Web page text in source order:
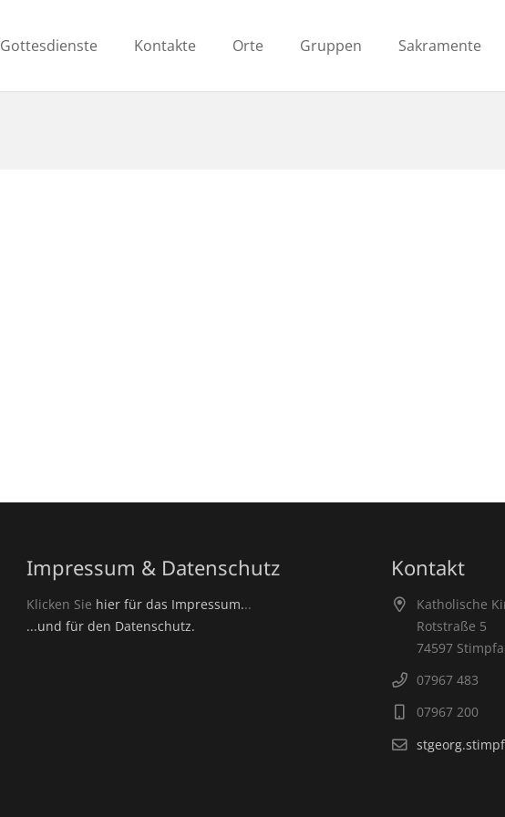
Gottesdienste Kontakte Orte Gruppen Sakramente
Impressum & Datenschutz
Klicken Sie hier für das Impressum...
...und für den Datenschutz.
Kontakt
Katholische
Rotstraße 5
74597
07967 483
07967 200